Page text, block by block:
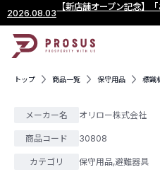
2026.08.03
【新店舗オープン記念】
トップ 商品一覧 保守用品 標識
メーカー名 オリロー株式会社
商品コード 30808
カテゴリ 保守用品,避難器具